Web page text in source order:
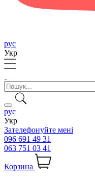
рус
Укр
рус
Укр
Зателефонуйте мені
096 691 49 31
063 751 03 41
Корзина